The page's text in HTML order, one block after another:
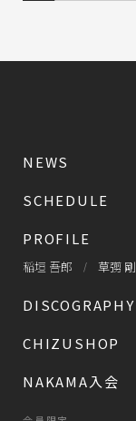
NEWS
SCHEDULE
PROFILE
稲垣 吾郎 草彅 剛
DISCOGRAPHY
CHIZUSHOP
NAKAMA入会